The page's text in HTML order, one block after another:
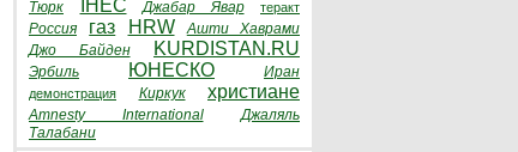
Тюрк
IHEC Джабар Явар теракт
Россия газ HRW
Ашти Хаврами
Джо Байден
KURDISTAN.RU
Эрбиль ЮНЕСКО Иран
демонстрация Киркук христиане
Amnesty International
Джаляль
Талабани